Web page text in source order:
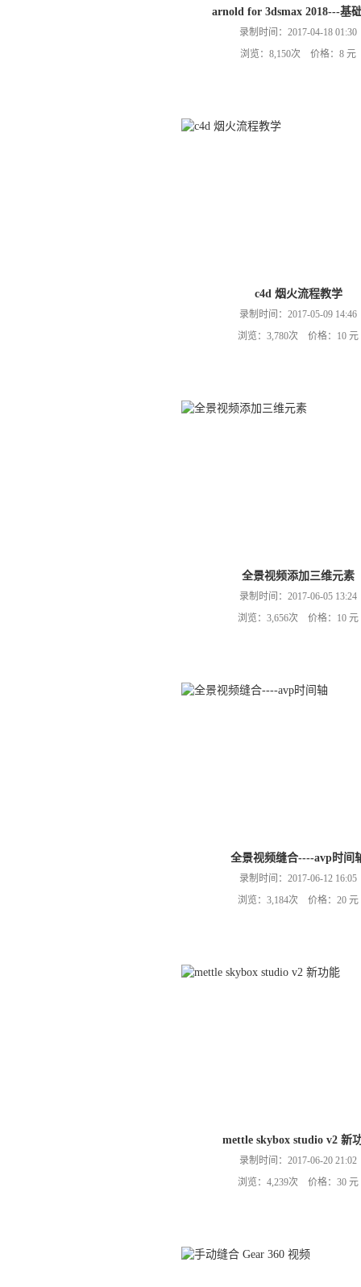
arnold for 3dsmax 2018---基
录制时间：2017-04-18 01:30
浏览：8,150次 价格：8 元
c4d 烟火流程教学
录制时间：2017-05-09 14:46
浏览：3,780次 价格：10 元
全景视频添加三维元素
录制时间：2017-06-05 13:24
浏览：3,656次 价格：10 元
全景视频缝合----avp时间
录制时间：2017-06-12 16:05
浏览：3,184次 价格：20 元
mettle skybox studio v2 新
录制时间：2017-06-20 21:02
浏览：4,239次 价格：30 元